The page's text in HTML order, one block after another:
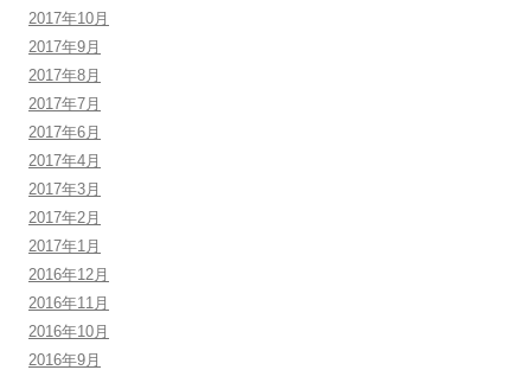
2017年10月
2017年9月
2017年8月
2017年7月
2017年6月
2017年4月
2017年3月
2017年2月
2017年1月
2016年12月
2016年11月
2016年10月
2016年9月